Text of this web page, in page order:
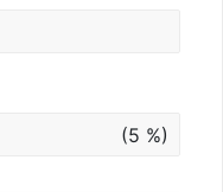
(5 %)